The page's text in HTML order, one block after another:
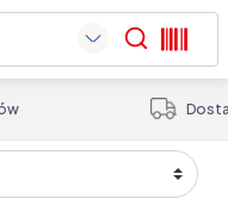
Search